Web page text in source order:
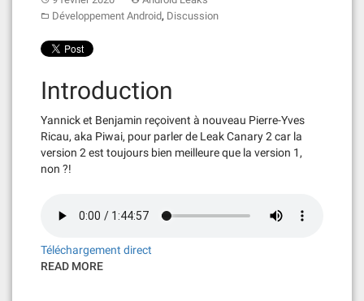
Développement Android, Discussion
Introduction
Yannick et Benjamin reçoivent à nouveau Pierre-Yves
Ricau, aka Piwai, pour parler de Leak Canary 2 car la
version 2 est toujours bien meilleure que la version 1,
non ?!
Téléchargement direct
READ MORE